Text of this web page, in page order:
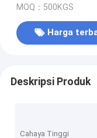
MOQ：500KGS
Harga
Deskripsi Produk
Cahaya Tinggi